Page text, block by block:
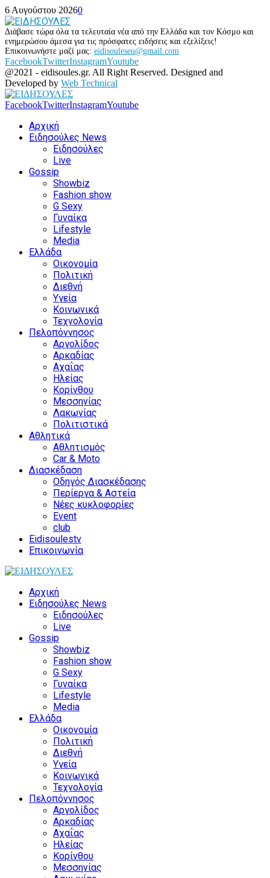
6 Αυγούστου 20260
Διάβασε τώρα όλα τα τελευταία νέα από την Ελλάδα και τον Κόσμο και
ενημερώσου άμεσα για τις πρόσφατες ειδήσεις και εξελίξεις!
Επικοινωνήστε μαζί μας: eidisouleseu@gmail.com
FacebookTwitterInstagramYoutube
@2021 - eidisoules.gr. All Right Reserved. Designed and
Developed by Web Technical
FacebookTwitterInstagramYoutube
Αρχική
Ειδησούλες News
Ειδησούλες
Live
Gossip
Showbiz
Fashion show
G Sexy
Γυναίκα
Lifestyle
Media
Ελλάδα
Οικονομία
Πολιτική
Διεθνή
Υγεία
Κοινωνικά
Τεχνολογία
Πελοπόννησος
Αργολίδος
Αρκαδίας
Αχαΐας
Ηλείας
Κορίνθου
Μεσσηνίας
Λακωνίας
Πολιτιστικά
Αθλητικά
Αθλητισμός
Car & Moto
Διασκέδαση
Οδηγός Διασκέδασης
Περίεργα & Αστεία
Νέες κυκλοφορίες
Event
club
Eidisoulestv
Επικοινωνία
Αρχική
Ειδησούλες News
Ειδησούλες
Live
Gossip
Showbiz
Fashion show
G Sexy
Γυναίκα
Lifestyle
Media
Ελλάδα
Οικονομία
Πολιτική
Διεθνή
Υγεία
Κοινωνικά
Τεχνολογία
Πελοπόννησος
Αργολίδος
Αρκαδίας
Αχαΐας
Ηλείας
Κορίνθου
Μεσσηνίας